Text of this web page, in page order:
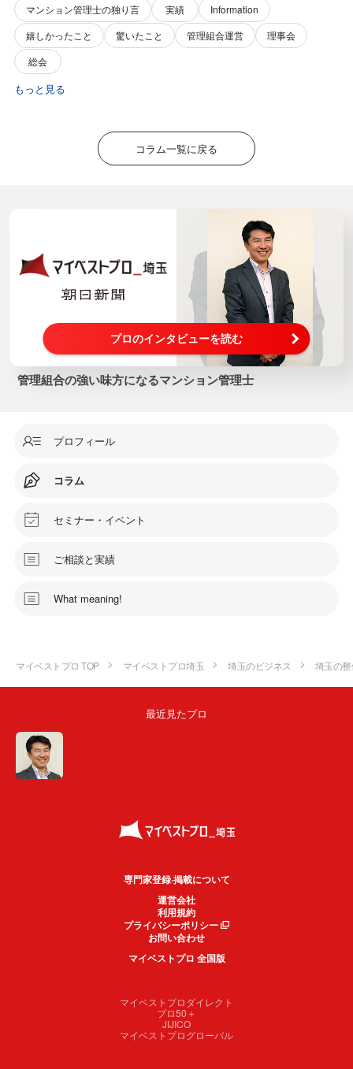
マンション管理士の独り言
実績
Information
嬉しかったこと
驚いたこと 管理組合運営
理事会
総会
もっと見る
コラム一覧に戻る
プロのインタビューを読む
管理組合の強い味方になるマンション管理士
プロフィール
コラム
セミナー・イベント
ご相談と実績
What meaning!
マイベストプロ TOP マイベストプロ埼玉 埼玉のビジネス 埼玉の
最近見たプロ
専門家登録·掲載について
運営会社
利用規約
プライバシーポリシー
お問い合わせ
マイベストプロ 全国版
マイベストプロダイレクト
プロ50＋
JIJICO
マイベストプログローバル